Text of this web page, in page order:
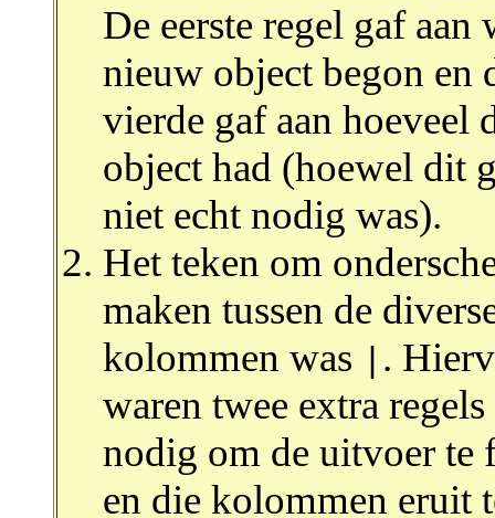
De eerste regel gaf aan
nieuw object begon en
vierde gaf aan hoeveel
object had (hoewel dit
niet echt nodig was).
Het teken om
maken tussen de
kolommen was | .
waren twee extra regels
nodig om de uitvoer te
en die kolommen eruit